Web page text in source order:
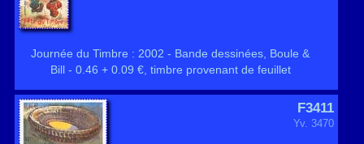
Journée du Timbre : 2002 - Bande dessinées, Boule &
Bill - 0.46 + 0.09 €, timbre provenant de feuillet
F3411
Yv. 3470